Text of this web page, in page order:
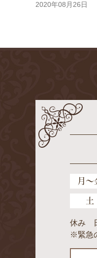
2020年08月26日
月～
土
休み
※緊急